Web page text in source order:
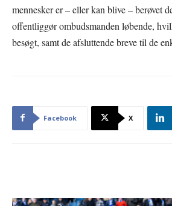
mennesker er – eller kan blive – berøvet
offentliggør ombudsmanden løbende,
besøgt, samt de afsluttende breve til de
Facebook X